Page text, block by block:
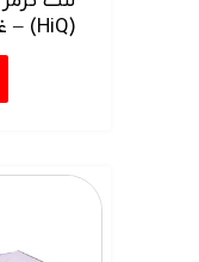
(HiQ) – غیرفابریک